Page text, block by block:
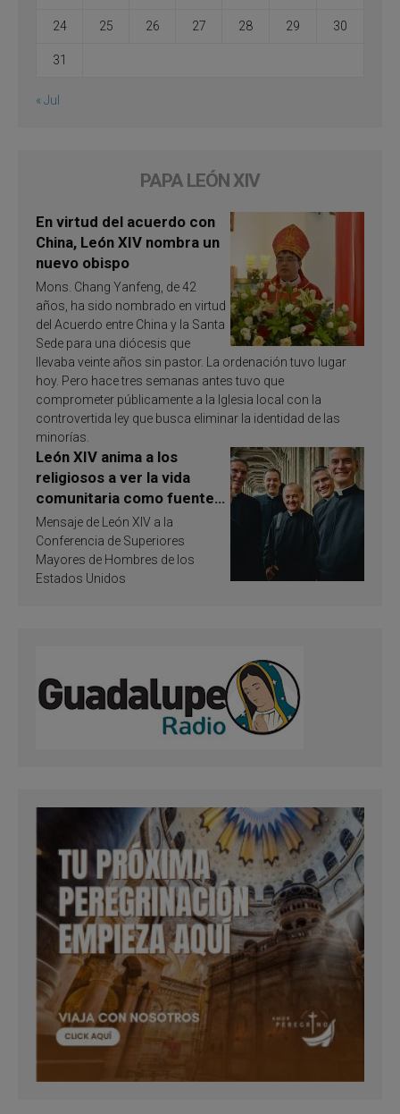
24 25 26 27 28 29 30
31
« Jul
PAPA LEÓN XIV
En virtud del acuerdo con
China, León XIV nombra un
nuevo obispo
Mons. Chang Yanfeng, de 42
años, ha sido nombrado en virtud
del Acuerdo entre China y la Santa
Sede para una diócesis que
llevaba veinte años sin pastor. La ordenación tuvo lugar
hoy. Pero hace tres semanas antes tuvo que
comprometer públicamente a la Iglesia local con la
controvertida ley que busca eliminar la identidad de las
minorías.
León XIV anima a los
religiosos a ver la vida
comunitaria como fuente
de inspiración y
santificación
Mensaje de León XIV a la
Conferencia de Superiores
Mayores de Hombres de los
Estados Unidos